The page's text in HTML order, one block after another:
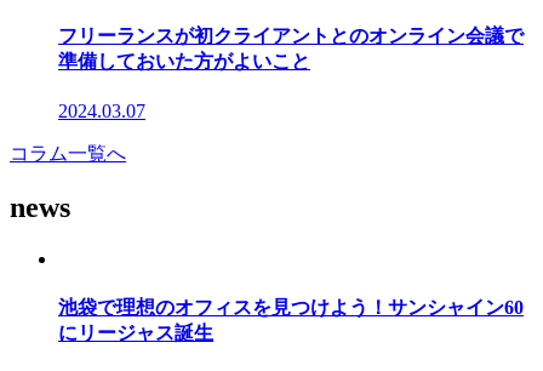
フリーランスが初クライアントとのオンライン会議で
準備しておいた方がよいこと
2024.03.07
コラム一覧へ
news
池袋で理想のオフィスを見つけよう！サンシャイン60
にリージャス誕生